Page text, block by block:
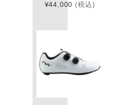
¥44,000 (税込)